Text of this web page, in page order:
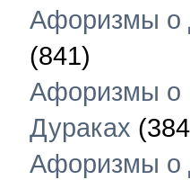
Афоризмы о
(841)
Афоризмы о
Дураках
Афоризмы о